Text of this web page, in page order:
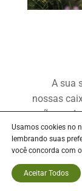
A sua
nossas
são
Bisfenol A
Usamos cookies no
lembrando suas
você concorda com
Aceitar Todos